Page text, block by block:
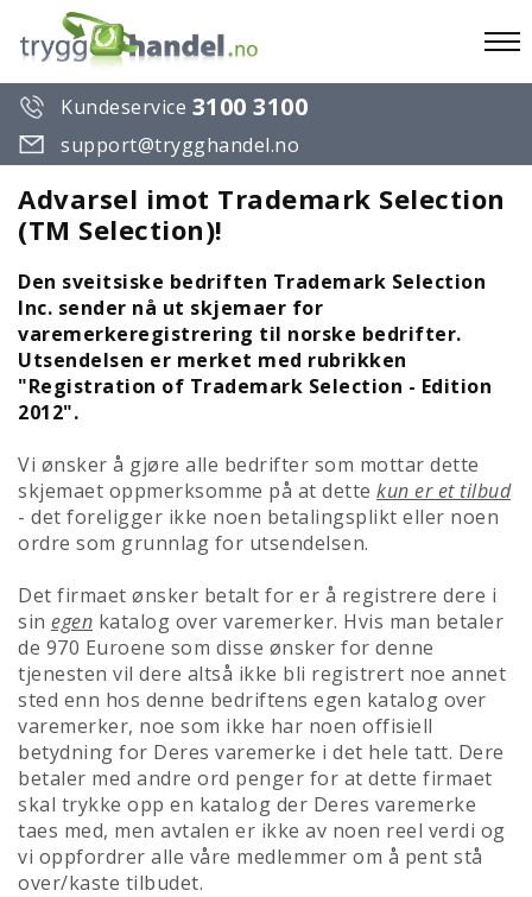
Kundeservice 3100 3100
support@trygghandel.no
Advarsel imot Trademark Selection
(TM Selection)!
Den sveitsiske bedriften Trademark Selection
Inc. sender nå ut skjemaer for
varemerkeregistrering til norske bedrifter.
Utsendelsen er merket med rubrikken
"Registration of Trademark Selection - Edition
2012".
Vi ønsker å gjøre alle bedrifter som mottar dette
skjemaet oppmerksomme på at dette kun er et tilbud
- det foreligger ikke noen betalingsplikt eller noen
ordre som grunnlag for utsendelsen.
Det firmaet ønsker betalt for er å registrere dere i
sin egen katalog over varemerker. Hvis man betaler
de 970 Euroene som disse ønsker for denne
tjenesten vil dere altså ikke bli registrert noe annet
sted enn hos denne bedriftens egen katalog over
varemerker, noe som ikke har noen offisiell
betydning for Deres varemerke i det hele tatt. Dere
betaler med andre ord penger for at dette firmaet
skal trykke opp en katalog der Deres varemerke
taes med, men avtalen er ikke av noen reel verdi og
vi oppfordrer alle våre medlemmer om å pent stå
over/kaste tilbudet.